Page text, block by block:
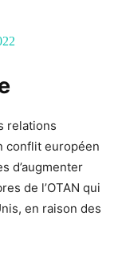
relations
conflit européen
d’augmenter
de l’OTAN qui
en raison des